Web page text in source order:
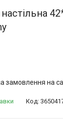
замовлення на
Код: